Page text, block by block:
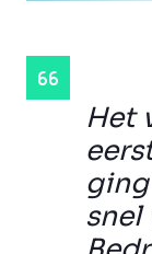
Het
snel